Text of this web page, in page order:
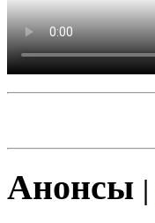
Анонсы |